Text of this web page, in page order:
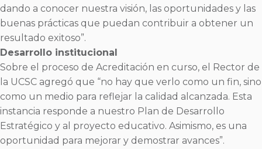
dando a conocer nuestra visión, las oportunidades y las
buenas prácticas que puedan contribuir a obtener un
resultado exitoso”.
Desarrollo institucional
Sobre el proceso de Acreditación en curso, el Rector de
la UCSC agregó que “no hay que verlo como un fin, sino
como un medio para reflejar la calidad alcanzada. Esta
instancia responde a nuestro Plan de Desarrollo
Estratégico y al proyecto educativo. Asimismo, es una
oportunidad para mejorar y demostrar avances”.